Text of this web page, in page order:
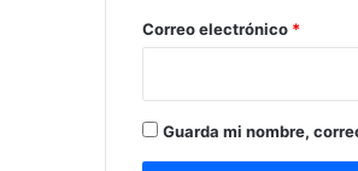
*
Correo electrónico *
Guarda mi nombre,